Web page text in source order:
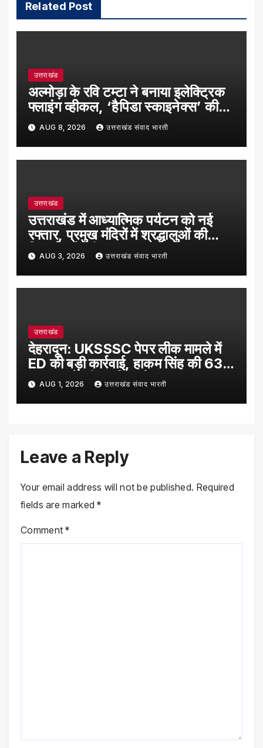
Related Post
उत्तराखंड
अल्मोड़ा के रवि टम्टा ने बनाया इलेक्ट्रिक
फ्लाइंग व्हीकल, ‘हैपिडा स्काइनेक्स’ की
सफल ट्रायल उड़ान
AUG 8, 2026 उत्तराखंड संवाद भारती
उत्तराखंड
उत्तराखंड में आध्यात्मिक पर्यटन को नई
रफ्तार, प्रमुख मंदिरों में श्रद्धालुओं की
रिकॉर्ड बढ़ोतरी
AUG 3, 2026 उत्तराखंड संवाद भारती
उत्तराखंड
देहरादून: UKSSSC पेपर लीक मामले में
ED की बड़ी कार्रवाई, हाकम सिंह की 63
लाख रुपये की संपत्ति अटैच
AUG 1, 2026 उत्तराखंड संवाद भारती
Leave a Reply
Your email address will not be published. Required
fields are marked*
Comment*